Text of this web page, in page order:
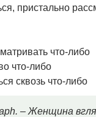
пристально
что-либо
что-либо
сквозь что-либо
– Женщина